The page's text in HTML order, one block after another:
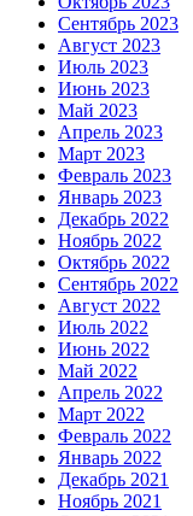
Сентябрь 2023
Август 2023
Июль 2023
Июнь 2023
Май 2023
Апрель 2023
Март 2023
Февраль 2023
Январь 2023
Декабрь 2022
Ноябрь 2022
Октябрь 2022
Сентябрь 2022
Август 2022
Июль 2022
Июнь 2022
Май 2022
Апрель 2022
Март 2022
Февраль 2022
Январь 2022
Декабрь 2021
Ноябрь 2021